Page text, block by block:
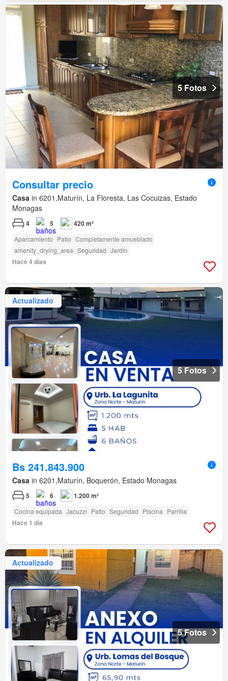
5 Fotos
Consultar precio
Casa in 6201,Maturín, La Floresta, Las Cocuizas, Estado
Monagas
4 5 420 m²
Aparcamiento Patio Completamente amueblado
amenity_drying_area Seguridad Jardín
Hace 4 días
Actualizado
5 Fotos
Bs 241.843.900
Casa in 6201,Maturín, Boquerón, Estado Monagas
5 6 1.200 m²
Cocina equipada Jacuzzi Patio Seguridad Piscina Parrilla
Hace 1 día
Actualizado
5 Fotos